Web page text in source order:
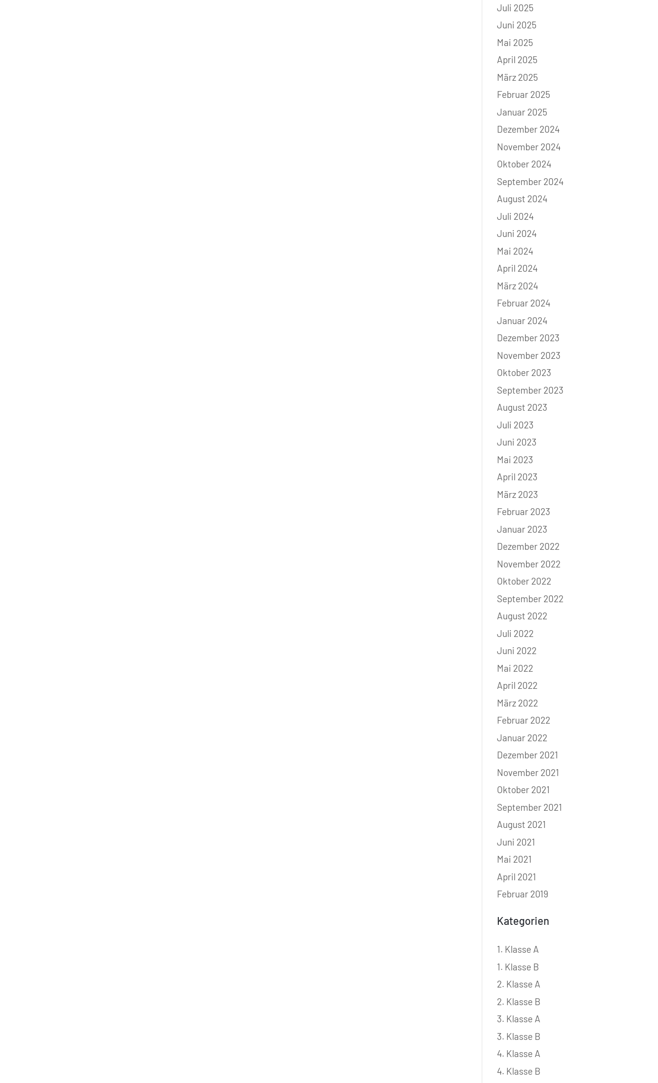
Juli 2025
Juni 2025
Mai 2025
April 2025
März 2025
Februar 2025
Januar 2025
Dezember 2024
November 2024
Oktober 2024
September 2024
August 2024
Juli 2024
Juni 2024
Mai 2024
April 2024
März 2024
Februar 2024
Januar 2024
Dezember 2023
November 2023
Oktober 2023
September 2023
August 2023
Juli 2023
Juni 2023
Mai 2023
April 2023
März 2023
Februar 2023
Januar 2023
Dezember 2022
November 2022
Oktober 2022
September 2022
August 2022
Juli 2022
Juni 2022
Mai 2022
April 2022
März 2022
Februar 2022
Januar 2022
Dezember 2021
November 2021
Oktober 2021
September 2021
August 2021
Juni 2021
Mai 2021
April 2021
Februar 2019
Kategorien
1. Klasse A
1. Klasse B
2. Klasse A
2. Klasse B
3. Klasse A
3. Klasse B
4. Klasse A
4. Klasse B